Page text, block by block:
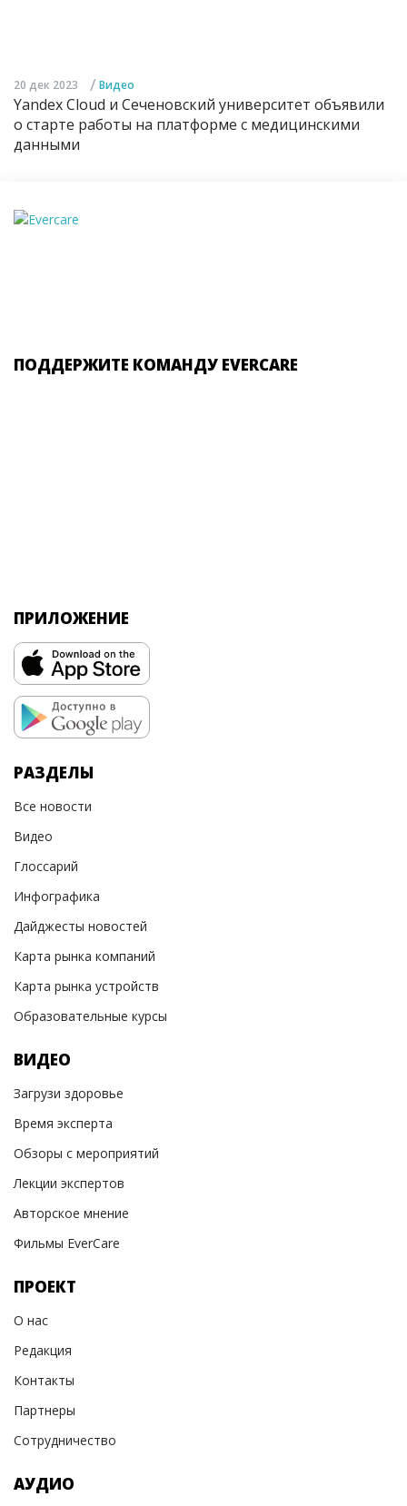
20 дек 2023 / Видео
Yandex Cloud и Сеченовский университет объявили
о старте работы на платформе с медицинскими
данными
ПОДДЕРЖИТЕ КОМАНДУ EVERCARE
ПРИЛОЖЕНИЕ
РАЗДЕЛЫ
Все новости
Видео
Глоссарий
Инфографика
Дайджесты новостей
Карта рынка компаний
Карта рынка устройств
Образовательные курсы
ВИДЕО
Загрузи здоровье
Время эксперта
Обзоры с мероприятий
Лекции экспертов
Авторское мнение
Фильмы EverCare
ПРОЕКТ
О нас
Редакция
Контакты
Партнеры
Сотрудничество
АУДИО